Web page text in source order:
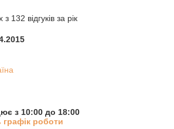
132 відгуків за рік
з 10:00 до 18:00
графік роботи